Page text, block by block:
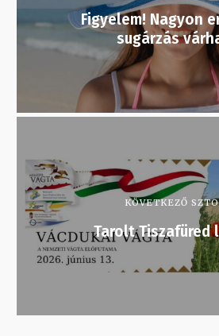
Figyelem! Nagyon
sugárzás
KÖVETKEZŐ
Tarolt Tiszafüred